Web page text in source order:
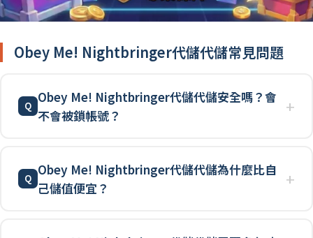
Obey Me! Nightbringer代儲代儲常見問題
Obey Me! Nightbringer代儲代儲安全嗎？會
不會被鎖帳號？
Obey Me! Nightbringer代儲代儲為什麼比自
己儲值便宜？